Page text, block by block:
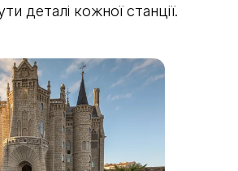
деталі кожної станції.